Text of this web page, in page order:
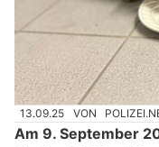
13.09.25 VON
Am 9. September